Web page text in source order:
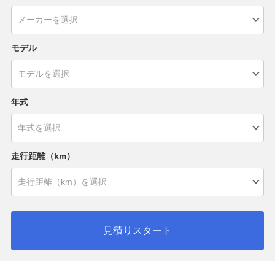
モデル
年式
走行距離（km）
見積りスタート